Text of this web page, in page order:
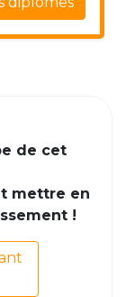
de cet
mettre en
!